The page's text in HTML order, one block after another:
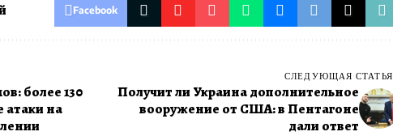
Facebook
более 130
атаки на
СЛЕДУЮЩАЯ СТАТЬЯ
Получит ли Украина дополнительное
вооружение от США: в Пентагоне
дали ответ